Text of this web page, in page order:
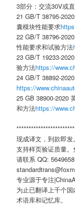
3部分：交流30V或
21 GB/T 38795-
囊模块性能要求
22 GB/T 38796-
性能要求和试验方法
23 GB/T 19233-
验方法https://
24 GB/T 38892-
https://
25 GB 38900-2020
和方法https://
现成译文，到款即发。
支持样页验证质量。
请联系 QQ:
专业源于专注
为止已翻译上千个
术语库和记忆库。